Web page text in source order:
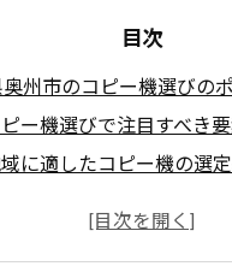
目次
州市のコピー機選びの
ー機選びで注目すべき
に適したコピー機の選